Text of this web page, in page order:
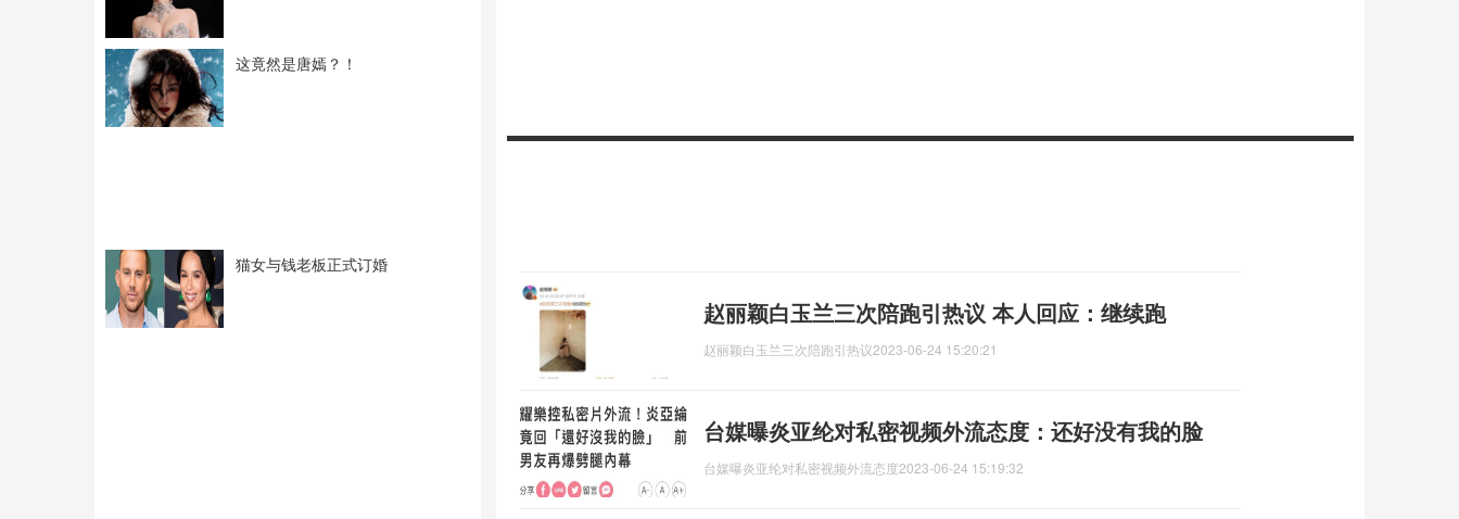
这竟然是唐嫣？！
猫女与钱老板正式订婚
赵丽颖白玉兰三次陪跑引热议 本人回应：继续跑
赵丽颖白玉兰三次陪跑引热议2023-06-24 15:20:21
台媒曝炎亚纶对私密视频外流态度：还好没有我的脸
台媒曝炎亚纶对私密视频外流态度2023-06-24 15:19:32